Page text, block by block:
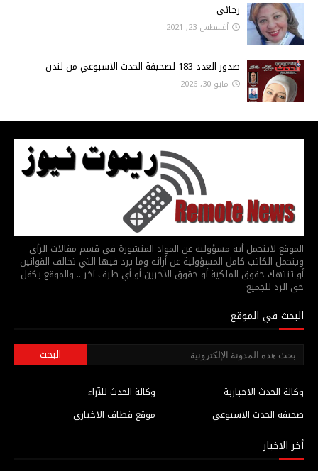
رجائي
أغسطس 23, 2021
صدور العدد 183 لصحيفة الحدث الاسبوعي من لندن
مايو 30, 2026
الموقع لايتحمل أية مسؤولية عن المواد المنشورة في قسم مقالات الرأي
ويتحمل الكاتب كامل المسؤولية عن أرائه وما يرد فيها التي تخالف القوانين
أو تنتهك حقوق الملكية أو حقوق الآخرين أو أي طرف آخر .. والموقع يكفل
حق الرد للجميع
البحث في الموقع
وكالة الحدث للآراء
وكالة الحدث الاخبارية
موقع قطاف الاخباري
صحيفة الحدث الاسبوعي
أخر الاخبار